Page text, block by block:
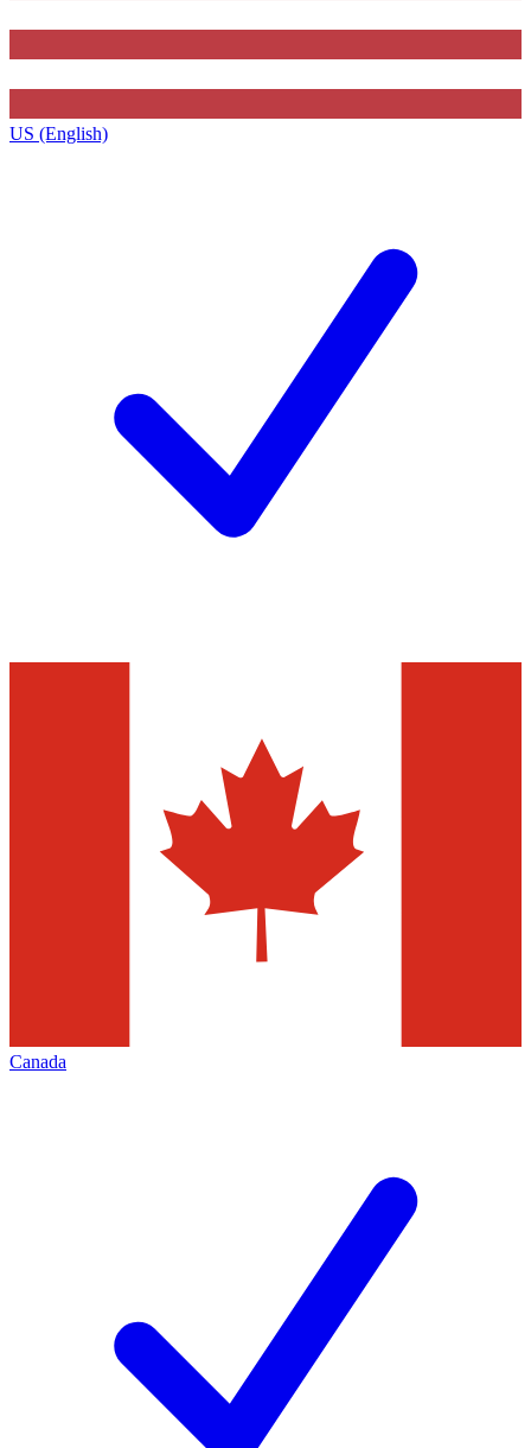
US (English)
Canada